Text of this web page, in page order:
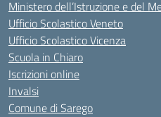
Ministero dell’Istruzione e del
Ufficio Scolastico Veneto
Ufficio Scolastico Vicenza
Scuola in Chiaro
Iscrizioni online
Invalsi
Comune di Sarego